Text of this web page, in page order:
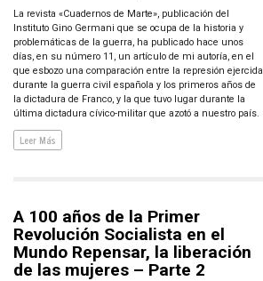
La revista «Cuadernos de Marte», publicación del
Instituto Gino Germani que se ocupa de la historia y
problemáticas de la guerra, ha publicado hace unos
días, en su número 11, un artículo de mi autoría, en el
que esbozo una comparación entre la represión ejercida
durante la guerra civil española y los primeros años de
la dictadura de Franco, y la que tuvo lugar durante la
última dictadura cívico-militar que azotó a nuestro país.
Leer Más
A 100 años de la Primer
Revolución Socialista en el
Mundo Repensar, la liberación
de las mujeres – Parte 2